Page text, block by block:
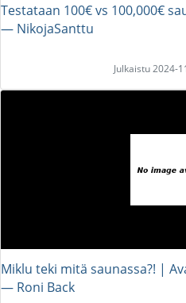
Testataan 100€ vs 100,000€
― NikojaSanttu
Julkaistu 2024-
Miklu teki mitä saunassa?! |
― Roni Back